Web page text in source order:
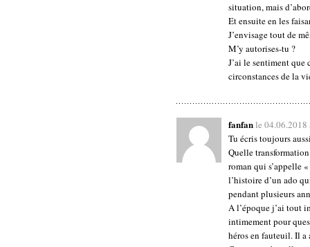
situation, mais
Et ensuite en les
J’envisage tout de
M’y autorises-tu ?
J’ai le sentiment
circonstances de la
fanfanle 04.06.2018
Tu écris toujours
Quelle
roman qui s’appelle
l’histoire d’un ado
pendant plusieurs
A l’époque j’ai tout
intimement pour
héros en fauteuil. Il a